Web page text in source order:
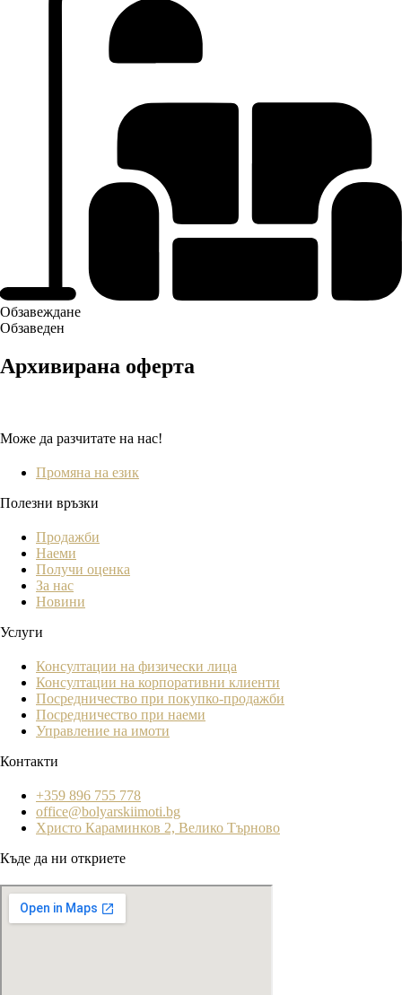
Обзавеждане
Обзаведен
Архивирана оферта
Може да разчитате на нас!
Промяна на език
Полезни връзки
Продажби
Наеми
Получи оценка
За нас
Новини
Услуги
Консултации на физически лица
Консултации на корпоративни клиенти
Посредничество при покупко-продажби
Посредничество при наеми
Управление на имоти
Контакти
+359 896 755 778
office@bolyarskiimoti.bg
Христо Караминков 2, Велико Търново
Къде да ни откриете